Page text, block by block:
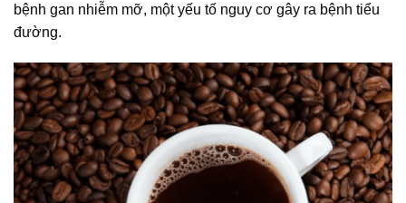
bệnh gan nhiễm mỡ, một yếu tố nguy cơ gây ra bệnh tiểu
đường.